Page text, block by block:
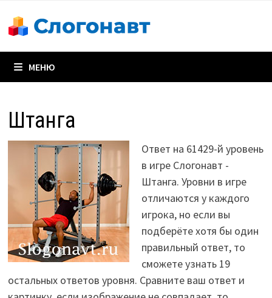
содержимому
МЕНЮ
Штанга
Ответ на 61429-й уровень
в игре Слогонавт -
Штанга. Уровни в игре
отличаются у каждого
игрока, но если вы
подберёте хотя бы один
правильный ответ, то
сможете узнать 19
остальных ответов уровня. Сравните ваш ответ и